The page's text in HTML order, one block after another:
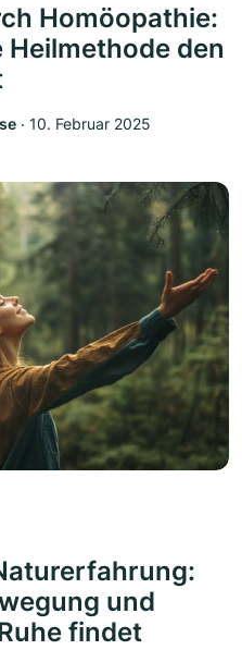
Homöopathie:
den
‧ 10. Februar 2025
und
findet